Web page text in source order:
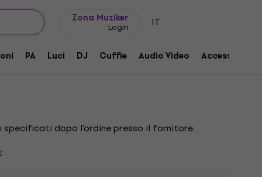
Zona Muziker
Login IT
PA Luci DJ Cuffie Audio Video Accessori
XLR
1160879
specificati dopo l'ordine presso il fornitore.